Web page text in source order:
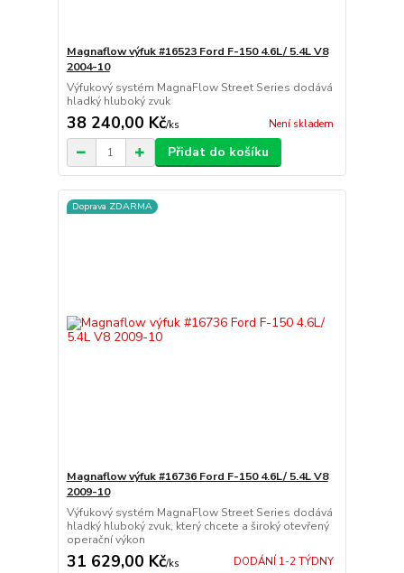
Magnaflow výfuk #16523 Ford F-150 4.6L/ 5.4L V8
2004-10
Výfukový systém MagnaFlow Street Series dodává
hladký hluboký zvuk
38 240,00 Kč/ks Není skladem
Přidat do košíku
Doprava ZDARMA
Magnaflow výfuk #16736 Ford F-150 4.6L/ 5.4L V8
2009-10
Výfukový systém MagnaFlow Street Series dodává
hladký hluboký zvuk, který chcete a široký otevřený
operační výkon
31 629,00 Kč/ks DODÁNÍ 1-2 TÝDNY